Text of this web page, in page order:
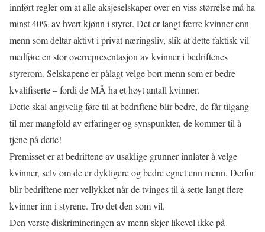
innført regler om at alle aksjeselskaper over en viss størrelse må ha
minst 40% av hvert kjønn i styret. Det er langt færre kvinner enn
menn som deltar aktivt i privat næringsliv, slik at dette faktisk vil
medføre en stor overrepresentasjon av kvinner i bedriftenes
styrerom. Selskapene er pålagt velge bort menn som er bedre
kvalifiserte – fordi de MÅ ha et høyt antall kvinner.
Dette skal angivelig føre til at bedriftene blir bedre, de får tilgang
til mer mangfold av erfaringer og synspunkter, de kommer til å
tjene på dette!
Premisset er at bedriftene av usaklige grunner innlater å velge
kvinner, selv om de er dyktigere og bedre egnet enn menn. Derfor
blir bedriftene mer vellykket når de tvinges til å sette langt flere
kvinner inn i styrene. Tro det den som vil.
Den verste diskrimineringen av menn skjer likevel ikke på